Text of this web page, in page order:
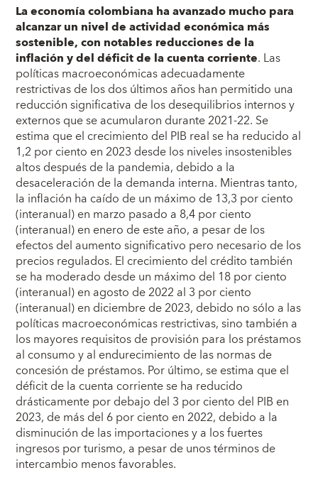
La economía colombiana ha avanzado mucho para
alcanzar un nivel de actividad económica más
sostenible, con notables reducciones de la
inflación y del déficit de la cuenta corriente. Las
políticas macroeconómicas adecuadamente
restrictivas de los dos últimos años han permitido una
reducción significativa de los desequilibrios internos y
externos que se acumularon durante 2021-22. Se
estima que el crecimiento del PIB real se ha reducido al
1,2 por ciento en 2023 desde los niveles insostenibles
altos después de la pandemia, debido a la
desaceleración de la demanda interna. Mientras tanto,
la inflación ha caído de un máximo de 13,3 por ciento
(interanual) en marzo pasado a 8,4 por ciento
(interanual) en enero de este año, a pesar de los
efectos del aumento significativo pero necesario de los
precios regulados. El crecimiento del crédito también
se ha moderado desde un máximo del 18 por ciento
(interanual) en agosto de 2022 al 3 por ciento
(interanual) en diciembre de 2023, debido no sólo a las
políticas macroeconómicas restrictivas, sino también a
los mayores requisitos de provisión para los préstamos
al consumo y al endurecimiento de las normas de
concesión de préstamos. Por último, se estima que el
déficit de la cuenta corriente se ha reducido
drásticamente por debajo del 3 por ciento del PIB en
2023, de más del 6 por ciento en 2022, debido a la
disminución de las importaciones y a los fuertes
ingresos por turismo, a pesar de unos términos de
intercambio menos favorables.